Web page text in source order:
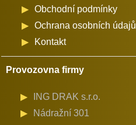
Obchodní podmínky
Ochrana osobních údajů
Kontakt
Provozovna firmy
ING DRAK s.r.o.
Nádražní 301